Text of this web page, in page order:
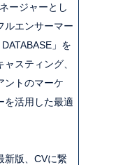
ージャーとし
ルエンサーマー
」を
スティング、
ントのマーケ
を活用した最適
新版、CVに繋